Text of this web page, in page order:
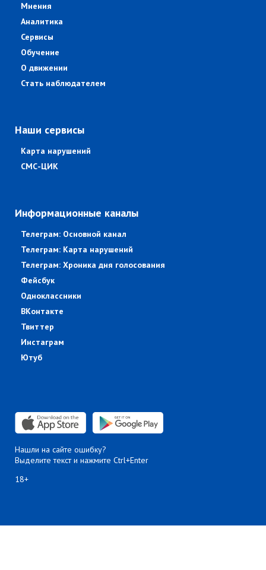
Мнения
Аналитика
Сервисы
Обучение
О движении
Стать наблюдателем
Наши сервисы
Карта нарушений
СМС-ЦИК
Информационные каналы
Телеграм: Основной канал
Телеграм: Карта нарушений
Телеграм: Хроника дня голосования
Фейсбук
Одноклассники
ВКонтакте
Твиттер
Инстаграм
Ютуб
Нашли на сайте ошибку?
Выделите текст и нажмите Ctrl+Enter
18+